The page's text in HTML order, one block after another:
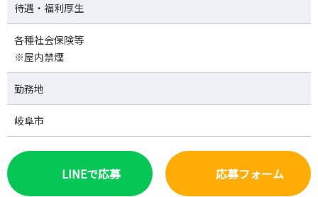
待遇・福利厚生
各種社会保険等
※屋内禁煙
勤務地
岐阜市
LINEで応募 応募フォーム